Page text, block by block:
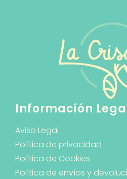
Información
Aviso Legal
Política de privacidad
Política de Cookies
Política de envíos y